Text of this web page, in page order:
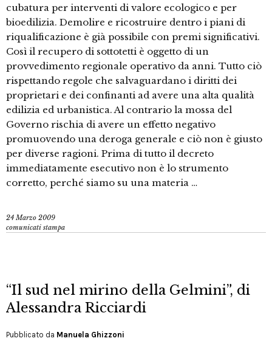
cubatura per interventi di valore ecologico e per
bioedilizia. Demolire e ricostruire dentro i piani di
riqualificazione è già possibile con premi significativi.
Così il recupero di sottotetti è oggetto di un
provvedimento regionale operativo da anni. Tutto ciò
rispettando regole che salvaguardano i diritti dei
proprietari e dei confinanti ad avere una alta qualità
edilizia ed urbanistica. Al contrario la mossa del
Governo rischia di avere un effetto negativo
promuovendo una deroga generale e ciò non è giusto
per diverse ragioni. Prima di tutto il decreto
immediatamente esecutivo non è lo strumento
corretto, perché siamo su una materia …
24 Marzo 2009
comunicati stampa
“Il sud nel mirino della Gelmini”, di
Alessandra Ricciardi
Pubblicato da Manuela Ghizzoni